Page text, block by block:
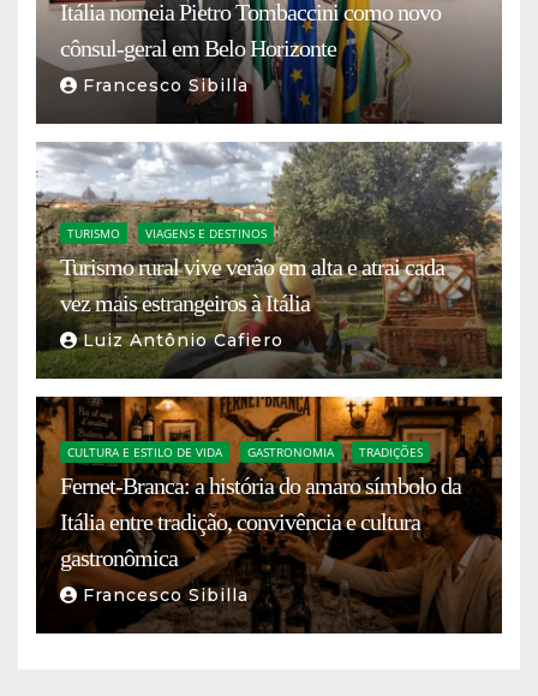
Itália nomeia Pietro Tombaccini como novo
cônsul-geral em Belo Horizonte
Francesco Sibilla
TURISMO VIAGENS E DESTINOS
Turismo rural vive verão em alta e atrai cada
vez mais estrangeiros à Itália
Luiz Antônio Cafiero
CULTURA E ESTILO DE VIDA GASTRONOMIA TRADIÇÕES
Fernet-Branca: a história do amaro símbolo da
Itália entre tradição, convivência e cultura
gastronômica
Francesco Sibilla